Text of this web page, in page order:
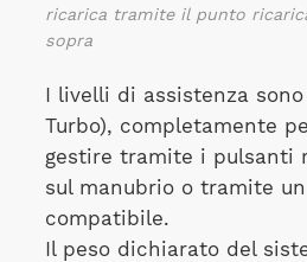
ricarica tramite il punto
sopra
I livelli di assistenza
Turbo), completamente
gestire tramite i pulsanti
sul manubrio o tramite
compatibile.
Il peso dichiarato del